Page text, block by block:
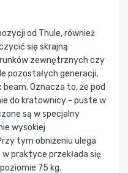
od Thule, również
się skrajną
zewnętrznych czy
pozostałych generacji,
Oznacza to, że pod
do kratownicy - puste w
są w specjalny
wysokiej
tym obniżeniu ulega
praktyce przekłada się
75 kg.